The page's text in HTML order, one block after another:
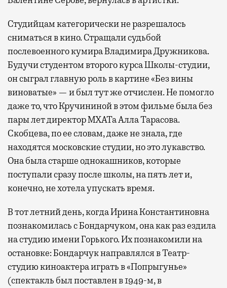
Студийцам категорически не разрешалось
сниматься в кино. Стращали судьбой
послевоенного кумира Владимира Дружникова.
Будучи студентом второго курса Школы-студии,
он сыграл главную роль в картине «Без вины
виноватые» — и был тут же отчислен. Не помогло
даже то, что Кручининой в этом фильме была без
пары лет директор МХАТа Алла Тарасова.
Скобцева, по ее словам, даже не знала, где
находятся московские студии, но это лукавство.
Она была старше однокашников, которые
поступали сразу после школы, на пять лет и,
конечно, не хотела упускать время.
В тот летний день, когда Ирина Константиновна
познакомилась с Бондарчуком, она как раз ездила
на студию имени Горького. Их познакомили на
остановке: Бондарчук направлялся в Театр-
студию киноактера играть в «Попрыгунье»
(спектакль был поставлен в 1949-м, в